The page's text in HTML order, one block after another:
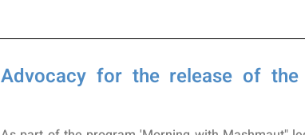
הסברה למען שחרור החטופים במרכז משמעו"ת | Advocacy for the release of the